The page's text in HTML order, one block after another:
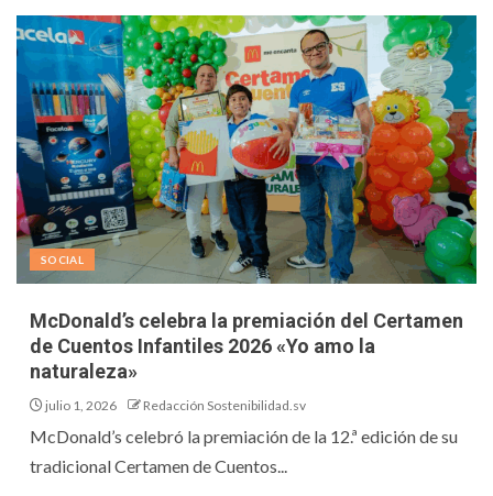
SOCIAL
McDonald’s celebra la premiación del Certamen
de Cuentos Infantiles 2026 «Yo amo la
naturaleza»
julio 1, 2026 Redacción Sostenibilidad.sv
McDonald’s celebró la premiación de la 12.ª edición de su
tradicional Certamen de Cuentos...